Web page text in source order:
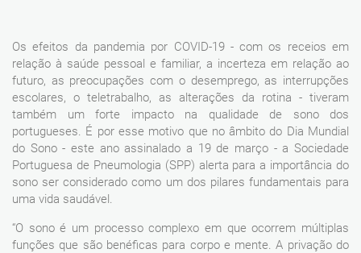
Os efeitos da pandemia por COVID-19 - com os receios em
relação à saúde pessoal e familiar, a incerteza em relação ao
futuro, as preocupações com o desemprego, as interrupções
escolares, o teletrabalho, as alterações da rotina - tiveram
também um forte impacto na qualidade de sono dos
portugueses. É por esse motivo que no âmbito do Dia Mundial
do Sono - este ano assinalado a 19 de março - a Sociedade
Portuguesa de Pneumologia (SPP) alerta para a importância do
sono ser considerado como um dos pilares fundamentais para
uma vida saudável.
“O sono é um processo complexo em que ocorrem múltiplas
funções que são benéficas para corpo e mente. A privação do